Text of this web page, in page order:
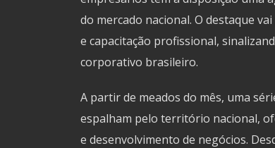
do mercado nacional. O destaque
e capacitação profissional,
corporativo brasileiro.
A partir de meados do mês, uma
espalham pelo território nacional,
e desenvolvimento de negócios.